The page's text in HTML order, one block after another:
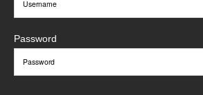
Password